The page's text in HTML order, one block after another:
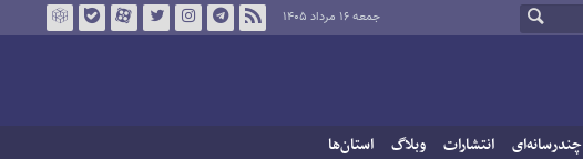
جمعه ۱۶ مرداد ۱۴۰۵
چندرسانه‌ای انتشارات وبلاگ استان‌ها